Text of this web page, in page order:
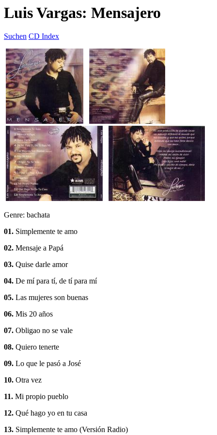
Luis Vargas: Mensajero
Suchen CD Index
Genre: bachata
01. Simplemente te amo
02. Mensaje a Papá
03. Quise darle amor
04. De mí para tí, de tí para mí
05. Las mujeres son buenas
06. Mis 20 años
07. Obligao no se vale
08. Quiero tenerte
09. Lo que le pasó a José
10. Otra vez
11. Mi propio pueblo
12. Qué hago yo en tu casa
13. Simplemente te amo (Versión Radio)